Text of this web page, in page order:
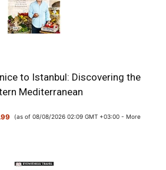
to Istanbul: Discovering the
Mediterranean
(as of 08/08/2026 02:09 GMT +03:00 - More